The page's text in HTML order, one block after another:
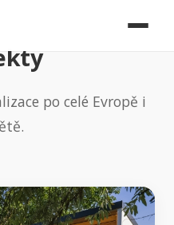
po celé Evropě i